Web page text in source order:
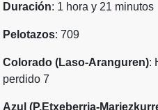
Duración: 1 hora y 21 minutos
Pelotazos: 709
Colorado (Laso-Aranguren):
perdido 7
Azul (P.Etxeberria-